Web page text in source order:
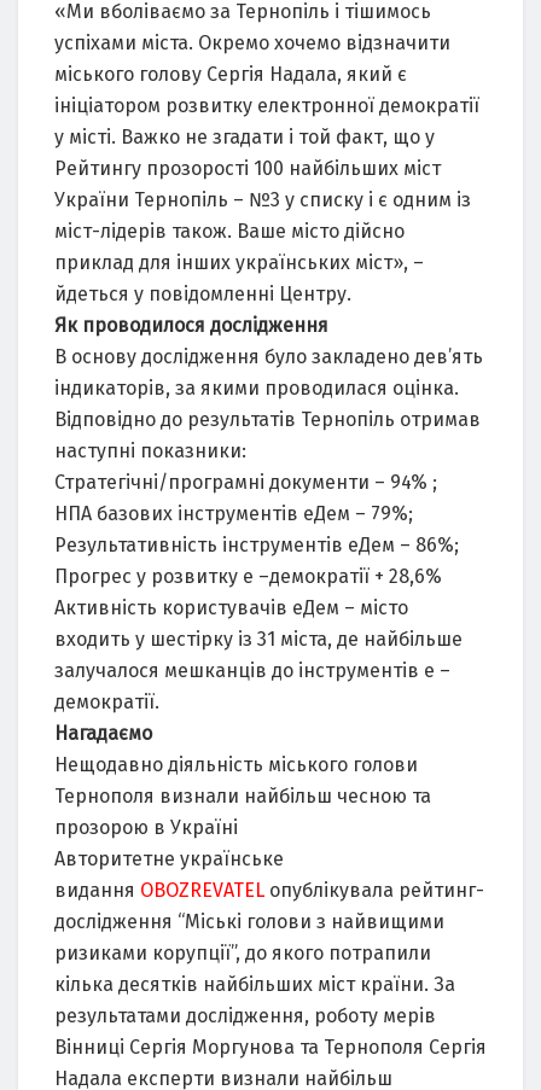
«Ми вболіваємо за Тернопіль і тішимось
успіхами міста. Окремо хочемо відзначити
міського голову Сергія Надала, який є
ініціатором розвитку електронної демократії
у місті. Важко не згадати і той факт, що у
Рейтингу прозорості 100 найбільших міст
України Тернопіль – №3 у списку і є одним із
міст-лідерів також. Ваше місто дійсно
приклад для інших українських міст», –
йдеться у повідомленні Центру.
Як проводилося дослідження
В основу дослідження було закладено дев’ять
індикаторів, за якими проводилася оцінка.
Відповідно до результатів Тернопіль отримав
наступні показники:
Стратегічні/програмні документи – 94% ;
НПА базових інструментів еДем – 79%;
Результативність інструментів еДем – 86%;
Прогрес у розвитку е –демократії + 28,6%
Активність користувачів еДем – місто
входить у шестірку із 31 міста, де найбільше
залучалося мешканців до інструментів е –
демократії.
Нагадаємо
Нещодавно діяльність міського голови
Тернополя визнали найбільш чесною та
прозорою в Україні
Авторитетне українське
видання OBOZREVATEL опублікувала рейтинг-
дослідження “Міські голови з найвищими
ризиками корупції”, до якого потрапили
кілька десятків найбільших міст країни. За
результатами дослідження, роботу мерів
Вінниці Сергія Моргунова та Тернополя Сергія
Надала експерти визнали найбільш